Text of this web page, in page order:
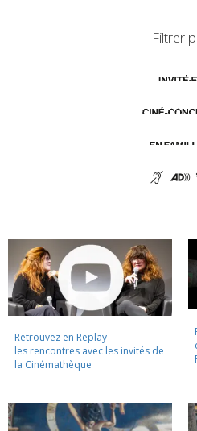
Filtrer
Retrouvez en Replay
les rencontres avec les invités de
la Cinémathèque